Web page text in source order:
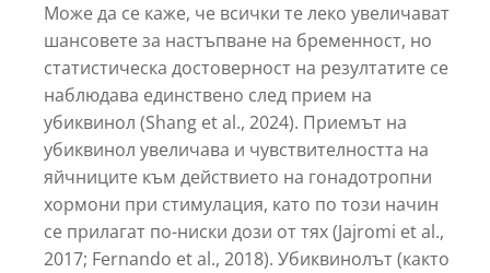
Може да се каже, че всички те леко увеличават
шансовете за настъпване на бременност, но
статистическа достоверност на резултатите се
наблюдава единствено след прием на
убиквинол (Shang et al., 2024). Приемът на
убиквинол увеличава и чувствителността на
яйчниците към действието на гонадотропни
хормони при стимулация, като по този начин
се прилагат по-ниски дози от тях (Jajromi et al.,
2017; Fernando et al., 2018). Убиквинолът (както